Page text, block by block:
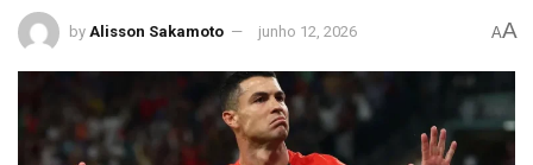
by Alisson Sakamoto junho 12, 2026 AA